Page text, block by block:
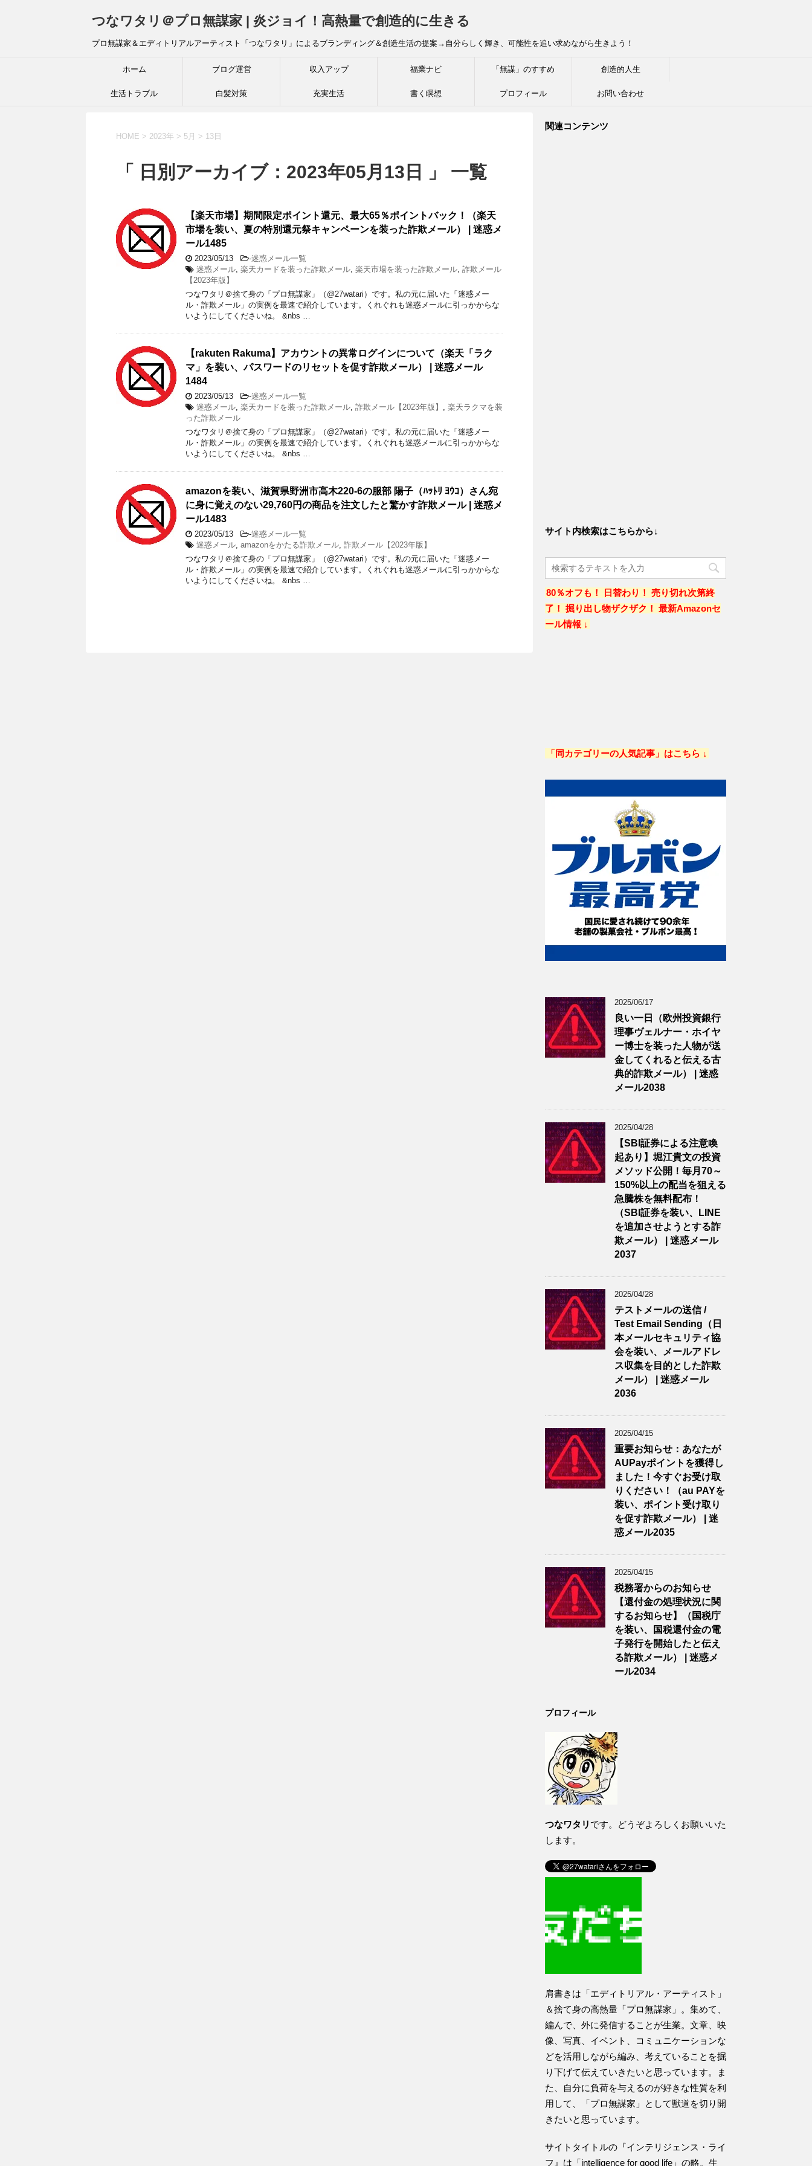
つなワタリ＠プロ無謀家 | 炎ジョイ！高熱量で創造的に生きる
プロ無謀家＆エディトリアルアーティスト「つなワタリ」によるブランディング＆創造生活の提案→自分らしく輝き、可能性を追い求めながら生きよう！
ホーム ブログ運営 収入アップ 福業ナビ 「無謀」のすすめ 創造的人生
生活トラブル 白髪対策 充実生活 書く瞑想 プロフィール お問い合わせ
HOME > 2023年 > 5月 > 13日
「 日別アーカイブ：2023年05月13日 」 一覧
【楽天市場】期間限定ポイント還元、最大65％ポイントバック！（楽天
市場を装い、夏の特別還元祭キャンペーンを装った詐欺メール） | 迷惑メ
ール1485
2023/05/13 -迷惑メール一覧
迷惑メール, 楽天カードを装った詐欺メール, 楽天市場を装った詐欺メール, 詐欺メール
【2023年版】
つなワタリ＠捨て身の「プロ無謀家」（@27watari）です。私の元に届いた「迷惑メー
ル・詐欺メール」の実例を最速で紹介しています。くれぐれも迷惑メールに引っかからな
いようにしてくださいね。 &nbs …
【rakuten Rakuma】アカウントの異常ログインについて（楽天「ラク
マ」を装い、パスワードのリセットを促す詐欺メール） | 迷惑メール
1484
2023/05/13 -迷惑メール一覧
迷惑メール, 楽天カードを装った詐欺メール, 詐欺メール【2023年版】 , 楽天ラクマを装
った詐欺メール
つなワタリ＠捨て身の「プロ無謀家」（@27watari）です。私の元に届いた「迷惑メー
ル・詐欺メール」の実例を最速で紹介しています。くれぐれも迷惑メールに引っかからな
いようにしてくださいね。 &nbs …
amazonを装い、滋賀県野洲市高木220-6の服部 陽子（ﾊｯﾄﾘ ﾖｳｺ）さん宛
に身に覚えのない29,760円の商品を注文したと驚かす詐欺メール | 迷惑メ
ール1483
2023/05/13 -迷惑メール一覧
迷惑メール, amazonをかたる詐欺メール, 詐欺メール【2023年版】
つなワタリ＠捨て身の「プロ無謀家」（@27watari）です。私の元に届いた「迷惑メー
ル・詐欺メール」の実例を最速で紹介しています。くれぐれも迷惑メールに引っかからな
いようにしてくださいね。 &nbs …
関連コンテンツ
サイト内検索はこちらから↓
80％オフも！ 日替わり！ 売り切れ次第終
了！ 掘り出し物ザクザク！ 最新Amazonセ
ール情報 ↓
「同カテゴリーの人気記事」はこちら ↓
2025/06/17
良い一日（欧州投資銀行
理事ヴェルナー・ホイヤ
ー博士を装った人物が送
金してくれると伝える古
典的詐欺メール） | 迷惑
メール2038
2025/04/28
【SBI証券による注意喚
起あり】堀江貴文の投資
メソッド公開！毎月70～
150%以上の配当を狙える
急騰株を無料配布！
（SBI証券を装い、LINE
を追加させようとする詐
欺メール） | 迷惑メール
2037
2025/04/28
テストメールの送信 /
Test Email Sending（日
本メールセキュリティ協
会を装い、メールアドレ
ス収集を目的とした詐欺
メール） | 迷惑メール
2036
2025/04/15
重要お知らせ：あなたが
AUPayポイントを獲得し
ました！今すぐお受け取
りください！（au PAYを
装い、ポイント受け取り
を促す詐欺メール） | 迷
惑メール2035
2025/04/15
税務署からのお知らせ
【還付金の処理状況に関
するお知らせ】（国税庁
を装い、国税還付金の電
子発行を開始したと伝え
る詐欺メール） | 迷惑メ
ール2034
プロフィール
つなワタリ です。どうぞよろしくお願いいた
します。
肩書きは「エディトリアル・アーティスト」
＆捨て身の高熱量「プロ無謀家」。集めて、
編んで、外に発信することが生業。文章、映
像、写真、イベント、コミュニケーションな
どを活用しながら編み、考えていることを掘
り下げて伝えていきたいと思っています。ま
た、自分に負荷を与えるのが好きな性質を利
用して、「プロ無謀家」として獣道を切り開
きたいと思っています。
サイトタイトルの『インテリジェンス・ライ
フ』は「intelligence for good life」の略。生